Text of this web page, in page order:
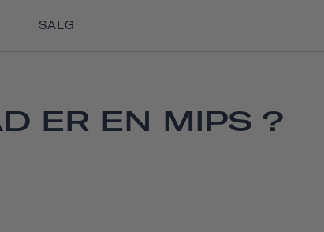
SALG
ER EN MIPS ?